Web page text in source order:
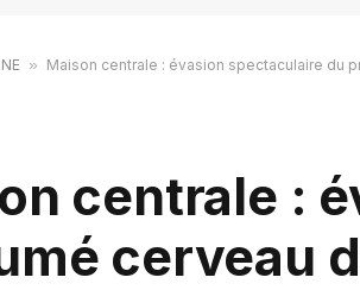
» Maison centrale : évasion spectaculaire du
centrale :
cerveau